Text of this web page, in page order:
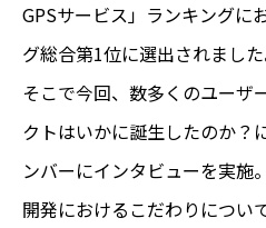
GPSサービス」ランキングに
グ総合第1位に選出されました
そこで今回、数多くのユーザ
クトはいかに誕生したのか？
ンバーにインタビューを実施
開発におけるこだわりについ